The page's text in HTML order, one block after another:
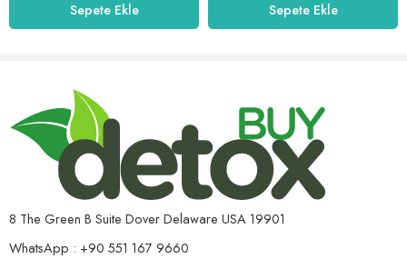
Helpful?
oy aldı
yaza fit girmek için diyetime ve sporuma destekleyici olarak
aldım yaklaşık 1 haftadır kullanıyorum etkisini görmeye
başladım kullanmaya devam edeceğim bir ürün
Sepete Ekle Sepete Ekle
8 The Green B Suite Dover Delaware USA 19901
WhatsApp : +90 551 167 9660